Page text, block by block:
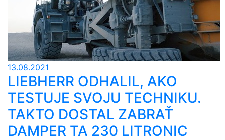
13.08.2021
LIEBHERR ODHALIL, AKO
TESTUJE SVOJU TECHNIKU.
TAKTO DOSTAL ZABRAŤ
DAMPER TA 230 LITRONIC